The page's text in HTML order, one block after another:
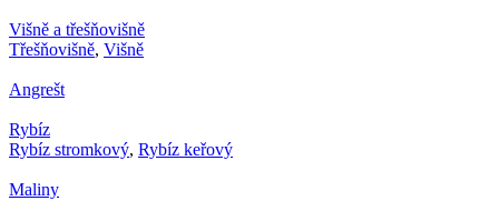
Višně a třešňovišně
Třešňovišně, Višně
Angrešt
Rybíz
Rybíz stromkový, Rybíz keřový
Maliny